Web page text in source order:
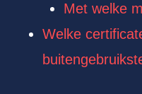
Met welke
Welke